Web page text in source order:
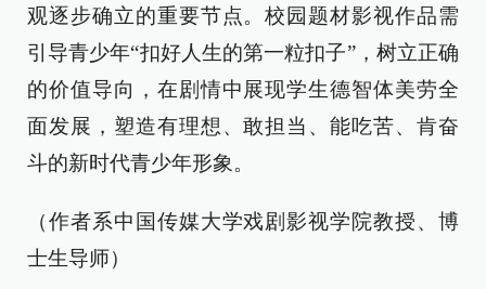
观逐步确立的重要节点。校园题材影视作品需
引导青少年“扣好人生的第一粒扣子”，树立正确
的价值导向，在剧情中展现学生德智体美劳全
面发展，塑造有理想、敢担当、能吃苦、肯奋
斗的新时代青少年形象。
（作者系中国传媒大学戏剧影视学院教授、博
士生导师）